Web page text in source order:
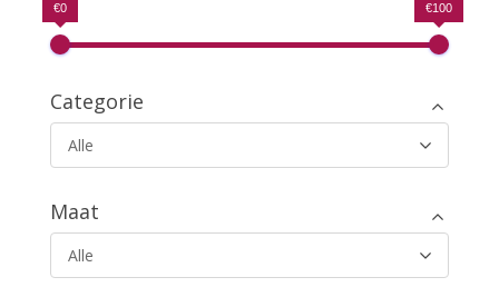
€0 €100
Categorie
Alle
Maat
Alle